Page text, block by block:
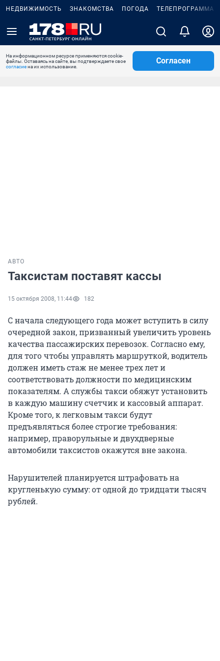
НЕДВИЖИМОСТЬ ЗНАКОМСТВА ПОГОДА ТЕЛЕПРОГРАММА
На информационном ресурсе применяются cookie-
файлы. Оставаясь на сайте, вы подтверждаете свое
согласиена их использование.
Согласен
АВТО
Таксистам поставят кассы
15 октября 2008, 11:44 182
С начала следующего года может вступить в силу
очередной закон, призванный увеличить уровень
качества пассажирских перевозок. Согласно ему,
для того чтобы управлять маршруткой, водитель
должен иметь стаж не менее трех лет и
соответствовать должности по медицинским
показателям. А службы такси обяжут установить
в каждую машину счетчик и кассовый аппарат.
Кроме того, к легковым такси будут
предъявляться более строгие требования:
например, праворульные и двухдверные
автомобили таксистов окажутся вне закона.
Нарушителей планируется штрафовать на
кругленькую сумму: от одной до тридцати тысяч
рублей.